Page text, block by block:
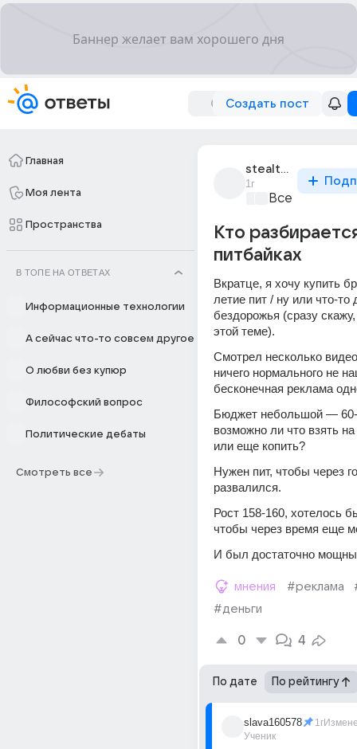
Создать пост
Главная
Моя лента
Пространства
В ТОПЕ НА ОТВЕТАХ
Информационные технологии
А сейчас что-то совсем другое
О любви без купюр
Философский вопрос
Политические дебаты
Смотреть все
stealthy_8677
1г
Все про
Кто
питбайках
Вкратце, я хочу купить
летие пит / ну или что-то
бездорожья (сразу
этой теме).
Смотрел несколько
ничего нормального не
бесконечная реклама
Бюджет небольшой — 60-
возможно ли что взять на
или еще копить?
Нужен пит, чтобы через
развалился.
Рост 158-160, хотелось
чтобы через время еще
И был достаточно
мнения #реклама
#деньги
0 4
По дате По рейтингу
slava160578
Ученик
1г